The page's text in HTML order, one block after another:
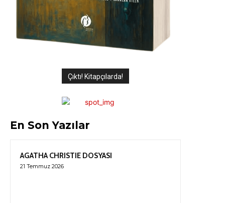
Çıktı! Kitapçılarda!
En Son Yazılar
AGATHA CHRISTIE DOSYASI
21 Temmuz 2026